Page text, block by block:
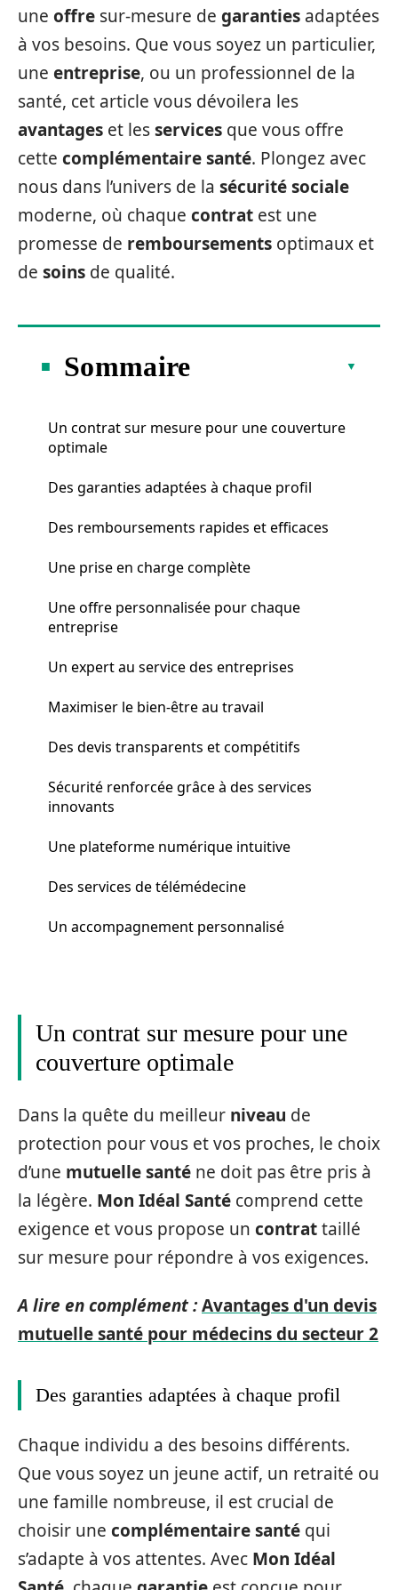
une offre sur-mesure de garanties adaptées
à vos besoins. Que vous soyez un particulier,
une entreprise, ou un professionnel de la
santé, cet article vous dévoilera les
avantages et lesservices que vous offre
cette complémentaire santé. Plongez avec
nous dans l’univers de la sécurité sociale
moderne, où chaque contrat est une
promesse de remboursements optimaux et
de soins de qualité.
Sommaire
Un contrat sur mesure pour une couverture
optimale
Des garanties adaptées à chaque profil
Des remboursements rapides et efficaces
Une prise en charge complète
Une offre personnalisée pour chaque
entreprise
Un expert au service des entreprises
Maximiser le bien-être au travail
Des devis transparents et compétitifs
Sécurité renforcée grâce à des services
innovants
Une plateforme numérique intuitive
Des services de télémédecine
Un accompagnement personnalisé
Un contrat sur mesure pour une
couverture optimale
Dans la quête du meilleur niveau de
protection pour vous et vos proches, le choix
d’une mutuelle santé ne doit pas être pris à
la légère. Mon Idéal Santé comprend cette
exigence et vous propose un contrattaillé
sur mesure pour répondre à vos exigences.
A lire en complément :Avantages d'un devis
mutuelle santé pour médecins du secteur 2
Des garanties adaptées à chaque profil
Chaque individu a des besoins différents.
Que vous soyez un jeune actif, un retraité ou
une famille nombreuse, il est crucial de
choisir une complémentaire santé qui
s’adapte à vos attentes. Avec Mon Idéal